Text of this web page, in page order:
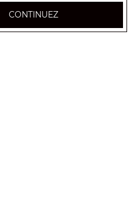
CONTINUEZ